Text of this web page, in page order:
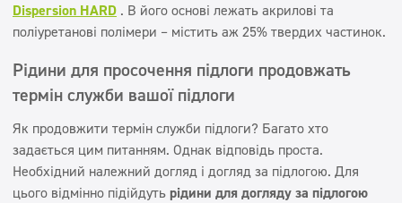
Dispersion HARD . В його основі лежать акрилові та
поліуретанові полімери – містить аж 25% твердих частинок.
Рідини для просочення підлоги продовжать
термін служби вашої підлоги
Як продовжити термін служби підлоги? Багато хто
задається цим питанням. Однак відповідь проста.
Необхідний належний догляд і догляд за підлогою. Для
цього відмінно підійдутьрідини для догляду за підлогою